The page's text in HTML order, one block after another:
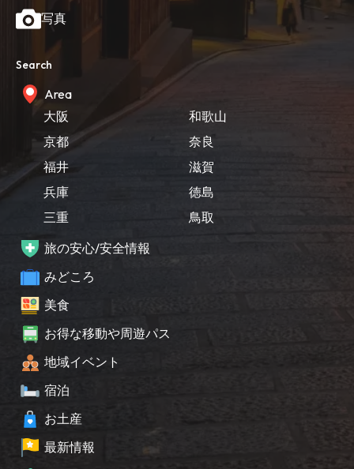
写真
Search
Area
大阪
京都
福井
兵庫
三重
和歌山
奈良
滋賀
徳島
鳥取
旅の安心/安全情報
みどころ
美食
お得な移動や周遊パス
地域イベント
宿泊
お土産
最新情報